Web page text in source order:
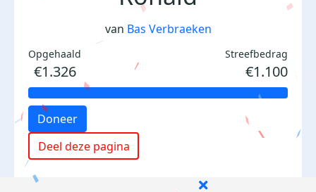
van Bas Verbraeken
Opgehaald
€1.326
Streefbedrag
€1.100
Doneer
Deel deze pagina